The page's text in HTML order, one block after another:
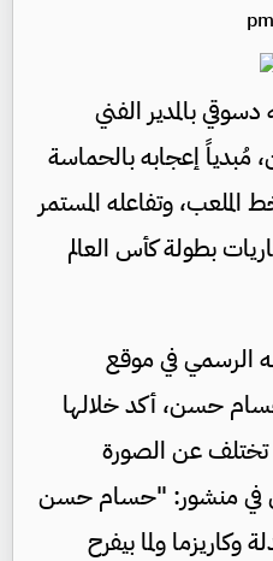
بالمدير الفني
إعجابه بالحماسة
الملعب، وتفاعله المستمر
بطولة كأس العالم
الرسمي في موقع
حسن، أكد خلالها
عن الصورة
في منشور: "حسام حسن
ولما بيفرح